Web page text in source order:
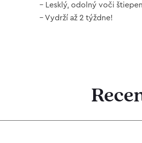
– Lesklý, odolný voči
– Vydrží až 2 týždne!